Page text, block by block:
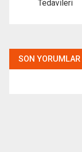
Tedavileri
SON YORUMLAR